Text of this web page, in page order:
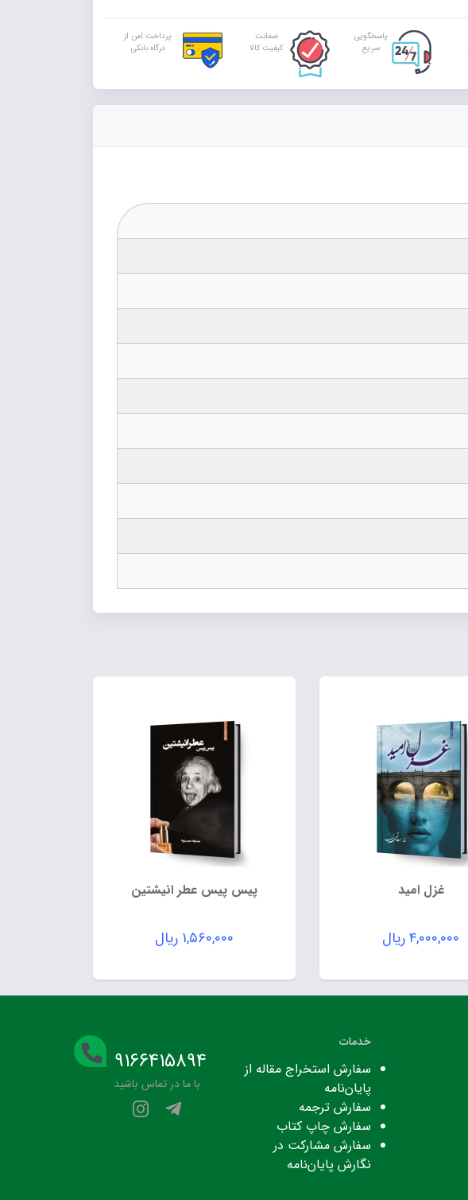
پاسخگویی
سریع
ضمانت
کیفیت کالا
پرداخت امن از
درگاه بانکی
غزل امید
۴,۰۰۰,۰۰۰ریال
پیس پیس عطر انیشتین
۱,۵۶۰,۰۰۰ ریال
خدمات
سفارش استخراج مقاله از
پایان‌نامه
سفارش ترجمه
سفارش چاپ کتاب
سفارش مشارکت در
نگارش پایان‌نامه
۹۱۶۶۴۱۵۸۹۴
با ما در تماس باشید